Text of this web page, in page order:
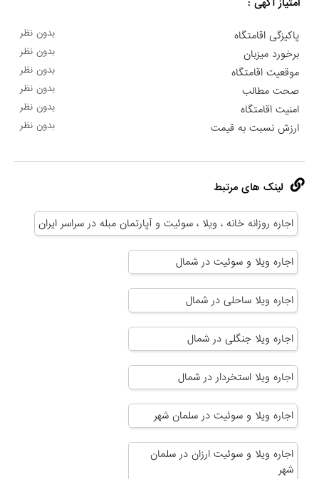
امتیاز آگهی :
پاکیزگی اقامتگاه بدون نظر
برخورد میزبان بدون نظر
موقعیت اقامتگاه بدون نظر
صحت مطالب بدون نظر
امنیت اقامتگاه بدون نظر
ارزش نسبت به قیمت بدون نظر
لینک های مرتبط
اجاره روزانه خانه ، ویلا ، سوئیت و آپارتمان مبله در سراسر ایران
اجاره ویلا و سوئیت در شمال
اجاره ویلا ساحلی در شمال
اجاره ویلا جنگلی در شمال
اجاره ویلا استخردار در شمال
اجاره ویلا و سوئیت در سلمان شهر
اجاره ویلا و سوئیت ارزان در سلمان
شهر